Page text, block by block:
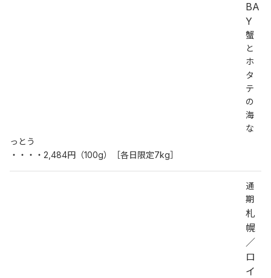
BA
Y
蟹
と
ホ
タ
テ
の
海
な
っとう
・・・・2,484円（100g）［各日限定7kg］
通
期
札
幌
／
ロ
イ